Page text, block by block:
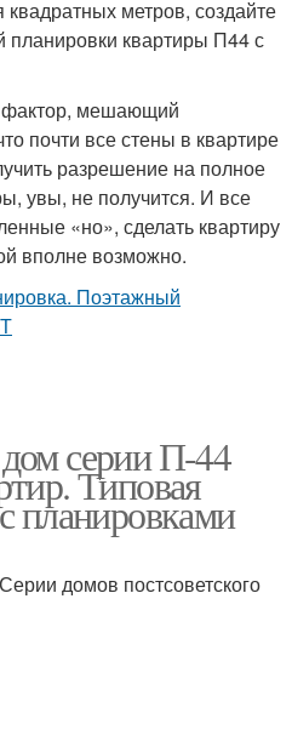
метров, создайте
планировки квартиры П44 с
фактор, мешающий
почти все стены в квартире
разрешение на полное
увы, не получится. И все
«но», сделать квартиру
вполне возможно.
серии П-44
Типовая
планировками
домов постсоветского